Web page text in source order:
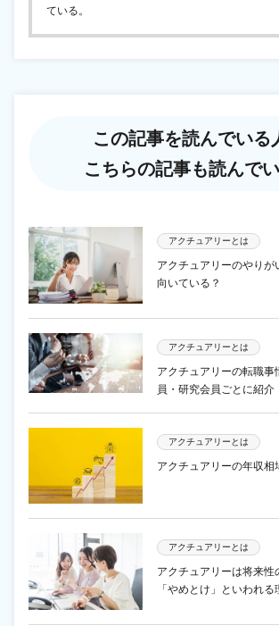
ている。
この記事を読んでいる
こちらの記事も読んで
アクチュアリーとは
アクチュアリーのやりが
向いている？
アクチュアリーとは
アクチュアリーの転職事
員・研究会員ごとに紹介
アクチュアリーとは
アクチュアリーの年収相
アクチュアリーとは
アクチュアリーは将来性
「やめとけ」といわれる